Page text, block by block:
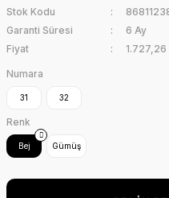
Stok Kodu
Garanti Süresi
6 Ay
Fiyat
1.727,26
Numara
31 32
Renk
Bej Gümüş